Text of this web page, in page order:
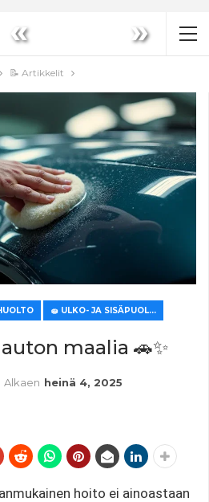
« »
📝 Artikkelit
🧽 ULKO- JA SISÄPUOLEN HOITO
maalia 🚗✨
Alkaen heinä 4, 2025
hoito ei ainoastaan